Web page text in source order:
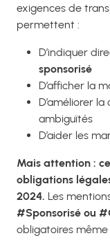
exigences de
permettent :
D’indiquer
sponsorisé
D’afficher la
D’améliorer
ambiguïtés
D’aider les
Mais attention :
obligations
2024. Les
#Sponsorisé ou
obligatoires même